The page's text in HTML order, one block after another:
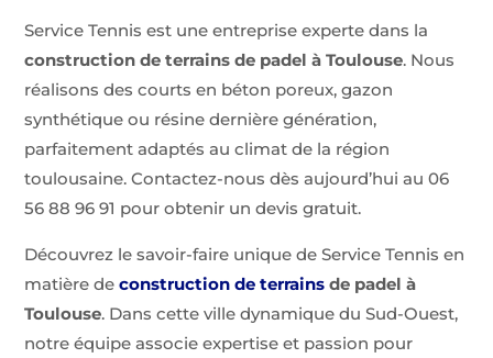
Service Tennis est une entreprise experte dans la
construction de terrains de padel à Toulouse. Nous
réalisons des courts en béton poreux, gazon
synthétique ou résine dernière génération,
parfaitement adaptés au climat de la région
toulousaine. Contactez-nous dès aujourd’hui au 06
56 88 96 91 pour obtenir un devis gratuit.
Découvrez le savoir-faire unique de Service Tennis en
matière deconstruction de terrains de padel à
Toulouse. Dans cette ville dynamique du Sud-Ouest,
notre équipe associe expertise et passion pour